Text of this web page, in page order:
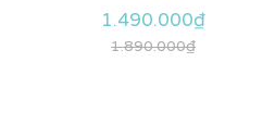
1.490.000₫
1.890.000₫